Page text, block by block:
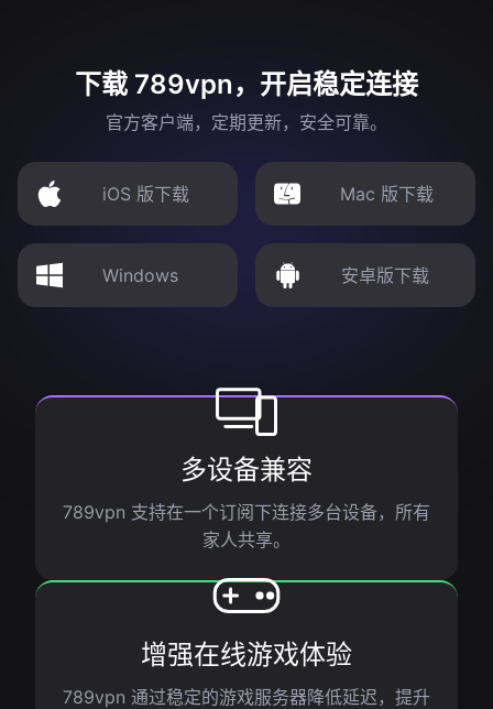
下载 789vpn，开启稳定连接
官方客户端，定期更新，安全可靠。
iOS 版下载 Mac 版下载
Windows 安卓版下载
多设备兼容
789vpn 支持在一个订阅下连接多台设备，所有
家人共享。
增强在线游戏体验
789vpn 通过稳定的游戏服务器降低延迟，提升